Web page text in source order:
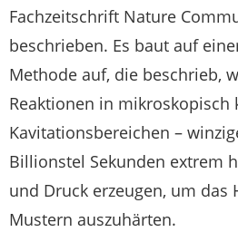
Fachzeitschrift Nature
beschrieben. Es baut auf
Methode auf, die beschrieb,
Reaktionen in mikroskopisch
Kavitationsbereichen –
Billionstel Sekunden extrem
und Druck erzeugen, um das
Mustern auszuhärten.